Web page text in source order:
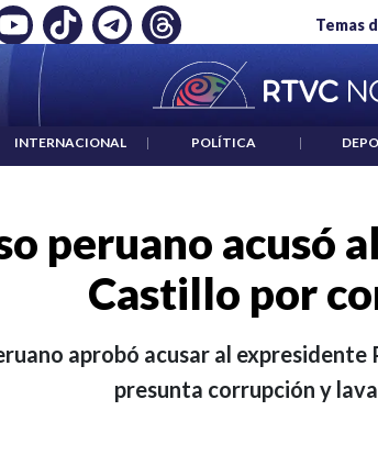
Temas
NO ES UN CRIMEN": CARTA DE BETO CORAL
INTERNACIONAL | POLÍTICA |
peruano acusó
Castillo por
aprobó acusar al
presunta corrupción y